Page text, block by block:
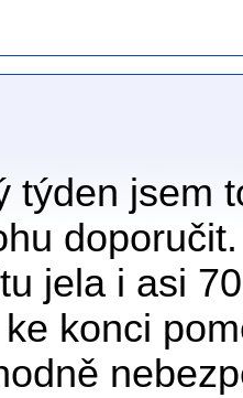
týden jsem
jela i asi
konci